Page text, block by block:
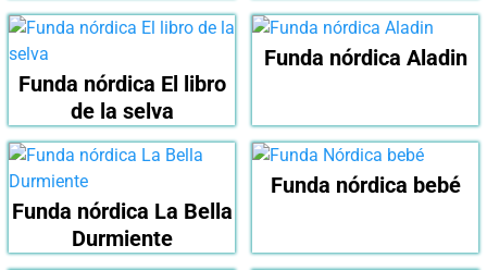
Funda nórdica El libro
de la selva
Funda nórdica Aladin
Funda nórdica La Bella
Durmiente
Funda nórdica bebé